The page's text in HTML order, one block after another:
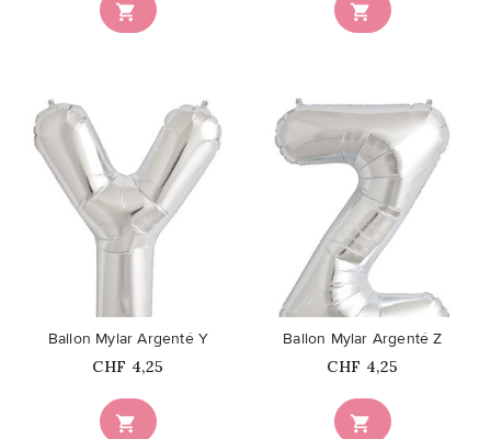
 

Ballon Mylar Argenté Y
Prix
CHF 4,25

Ballon Mylar Argenté Z
Prix
CHF 4,25